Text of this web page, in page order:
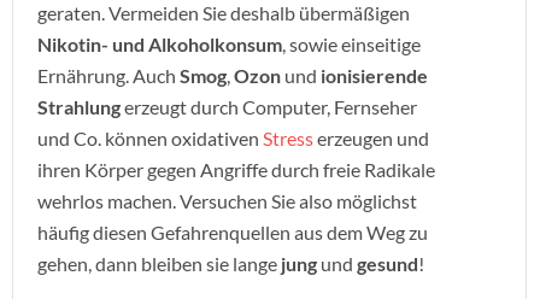
geraten. Vermeiden Sie deshalb übermäßigen
Nikotin- und Alkoholkonsum, sowie einseitige
Ernährung. Auch Smog,Ozon und ionisierende
Strahlungerzeugt durch Computer, Fernseher
und Co. können oxidativen Stresserzeugen und
ihren Körper gegen Angriffe durch freie Radikale
wehrlos machen. Versuchen Sie also möglichst
häufig diesen Gefahrenquellen aus dem Weg zu
gehen, dann bleiben sie lange jung und gesund!